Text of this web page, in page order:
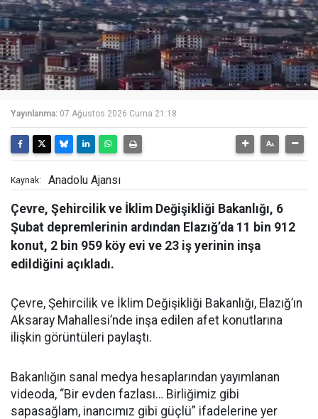
Yayınlanma: 07 Ağustos 2026 Cuma 21:18
Kaynak: Anadolu Ajansı
Çevre, Şehircilik ve İklim Değişikliği Bakanlığı, 6
Şubat depremlerinin ardından Elazığ’da 11 bin 912
konut, 2 bin 959 köy evi ve 23 iş yerinin inşa
edildiğini açıkladı.
Çevre, Şehircilik ve İklim Değişikliği Bakanlığı, Elazığ’ın
Aksaray Mahallesi’nde inşa edilen afet konutlarına
ilişkin görüntüleri paylaştı.
Bakanlığın sanal medya hesaplarından yayımlanan
videoda, “Bir evden fazlası… Birliğimiz gibi
sapasağlam, inancımız gibi güçlü” ifadelerine yer